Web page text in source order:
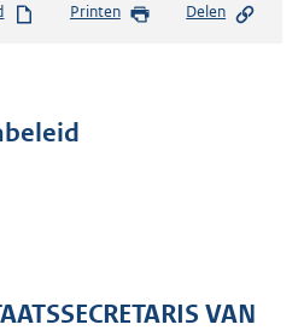
s
e
Printen Delen
VAN